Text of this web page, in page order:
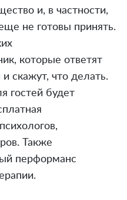
и, в частности,
не готовы принять.
которые ответят
скажут, что делать.
гостей будет
Также
перформанс